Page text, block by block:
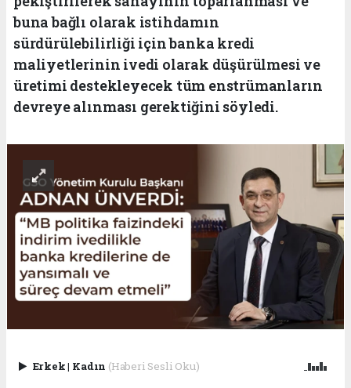
buna bağlı olarak istihdamın
sürdürülebilirliği için banka kredi
maliyetlerinin ivedi olarak düşürülmesi ve
üretimi destekleyecek tüm enstrümanların
devreye alınması gerektiğini söyledi.
Erkek| Kadın (Haberi Sesli Oku)